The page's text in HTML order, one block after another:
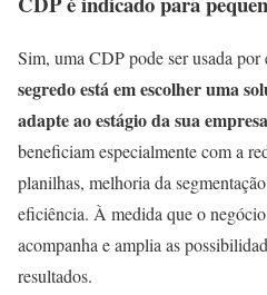
Sim, uma CDP pode ser usada por
segredo está em escolher uma
adapte ao estágio da sua
beneficiam especialmente com a
planilhas, melhoria da
eficiência. À medida que o
acompanha e amplia as
resultados.